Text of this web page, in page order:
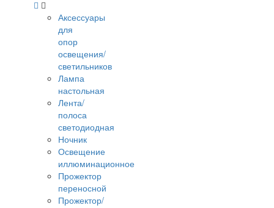
Аксессуары
для
опор
освещения/
светильников
Лампа
настольная
Лента/
полоса
светодиодная
Ночник
Освещение
иллюминационное
Прожектор
переносной
Прожектор/